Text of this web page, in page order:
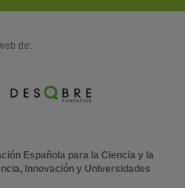
de:
Española para la Ciencia y la
Innovación y Universidades